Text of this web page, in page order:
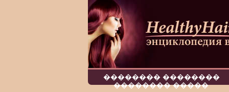
�������� ��������
�������� �����